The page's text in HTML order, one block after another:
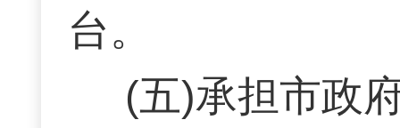
台。
(五)承担市政